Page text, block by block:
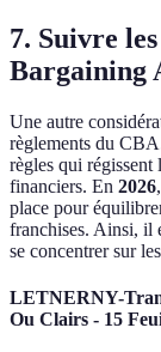
7. Suivre
Bargaining
Une autre
règlements du
règles qui régissent
financiers. En 2026
place pour
franchises. Ainsi, il
se concentrer sur
LETNERNY-
Ou Clairs - 15